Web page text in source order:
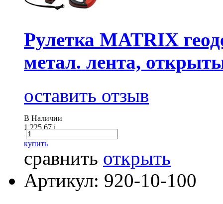
Рулетка MATRIX
метал. лента,
оставить отзыв
В Наличии
1 225.67i
купить
сравнить открыть
Артикул: 920-10-100